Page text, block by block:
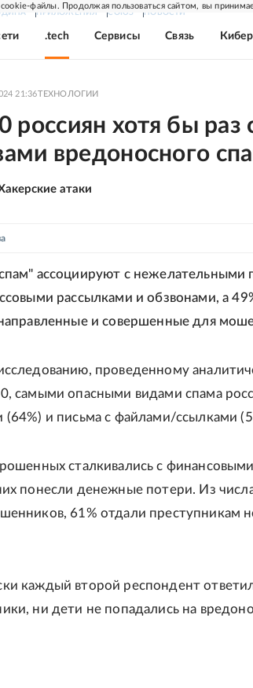
файлы. Продолжая пользоваться сайтом, вы
ПРИЛОЖЕНИЯ СОЮЗ НОВОСТИ
.tech Сервисы Связь
21:36ТЕХНОЛОГИИ
россиян хотя бы раз
вредоносного
атаки
ассоциируют с нежелательными
рассылками и обзвонами, а
и совершенные для
проведенному
самыми опасными видами спама
(64%) и письма с файлами/ссылками
сталкивались с
понесли денежные потери. Из
61% отдали преступникам
каждый второй респондент
ни дети не попадались на